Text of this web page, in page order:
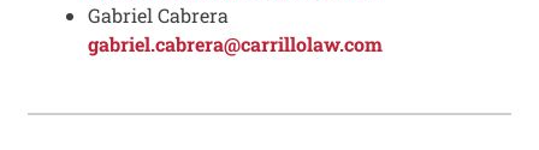
Gabriel Cabrera
gabriel.cabrera@carrillolaw.com